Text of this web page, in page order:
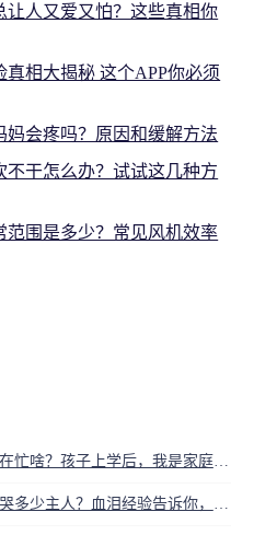
让人又爱又怕？这些真相你
真相大揭秘 这个APP你必须
妈会疼吗？原因和缓解方法
不干怎么办？试试这几种方
范围是多少？常见风机效率
住家教师白天在忙啥？孩子上学后，我是家庭运营官